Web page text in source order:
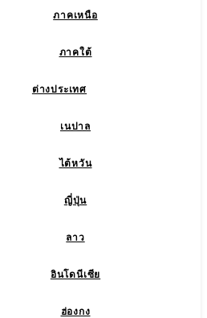
ภาคเหนือ
ภาคใต้
ต่างประเทศ
เนปาล
ไต้หวัน
ญี่ปุ่น
ลาว
อินโดนีเซีย
ฮ่องกง